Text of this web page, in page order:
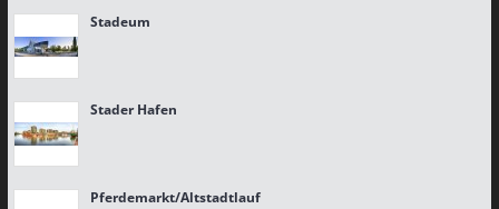
Stadeum
Stader Hafen
Pferdemarkt/Altstadtlauf